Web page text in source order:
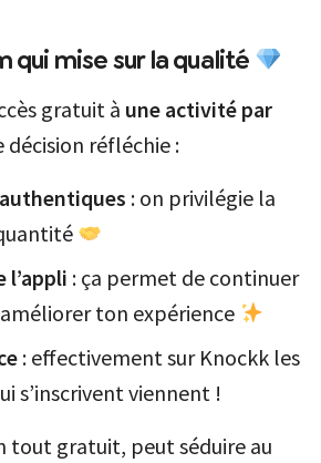
qui mise sur la qualité
gratuit à une activité par
décision réfléchie :
: on privilégie la
l’appli : ça permet de continuer
ton expérience
: effectivement sur Knockk les
s’inscrivent viennent !
tout gratuit, peut séduire au